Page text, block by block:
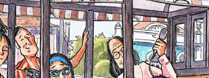
Contacto Documentos
Doação de Edições